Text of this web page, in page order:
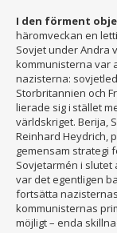
I den förment
häromveckan en
Sovjet under Andra
kommunisterna var
nazisterna:
Storbritannien och
lierade sig i stället
världskriget. Berija,
Reinhard Heydrich,
gemensam strategi
Sovjetarmén i
var det egentligen
fortsätta
kommunisternas
möjligt – enda